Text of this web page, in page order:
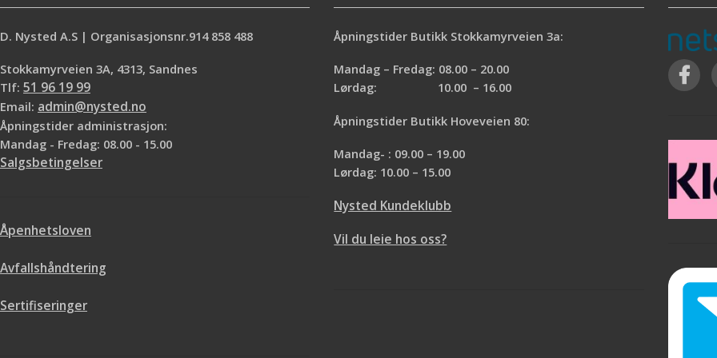
D. Nysted A.S | Organisasjonsnr.914 858 488
Stokkamyrveien 3A, 4313, Sandnes
Tlf: 51 96 19 99
Email: admin@nysted.no
Åpningstider administrasjon:
Mandag - Fredag: 08.00 - 15.00
Salgsbetingelser
Åpenhetsloven
Avfallshåndtering
Sertifiseringer
Åpningstider Butikk Stokkamyrveien 3a:
Mandag – Fredag: 08.00 – 20.00
Lørdag: 10.00 – 16.00
Åpningstider Butikk Hoveveien 80:
Mandag- : 09.00 – 19.00
Lørdag: 10.00 – 15.00
Nysted Kundeklubb
Vil du leie hos oss?